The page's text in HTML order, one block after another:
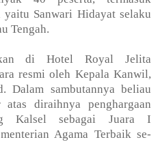
yaitu Sanwari Hidayat selaku
Tengah.
di Hotel Royal Jelita
resmi oleh Kepala Kanwil,
Dalam sambutannya beliau
diraihnya penghargaan
Kalsel sebagai Juara I
Agama Terbaik se-